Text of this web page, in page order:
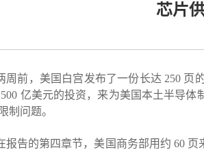
芯片
周前，美国白宫发布了一份长达 250 页
500 亿美元的投资，来为美国本土半导
制问题。
报告的第四章节，美国商务部用约 60